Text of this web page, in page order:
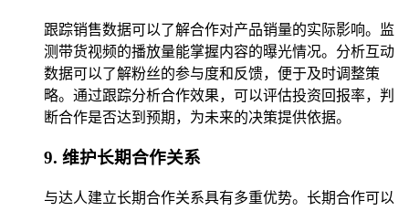
跟踪销售数据可以了解合作对产品销量的实际影响。监
测带货视频的播放量能掌握内容的曝光情况。分析互动
数据可以了解粉丝的参与度和反馈，便于及时调整策
略。通过跟踪分析合作效果，可以评估投资回报率，判
断合作是否达到预期，为未来的决策提供依据。
9. 维护长期合作关系
与达人建立长期合作关系具有多重优势。长期合作可以